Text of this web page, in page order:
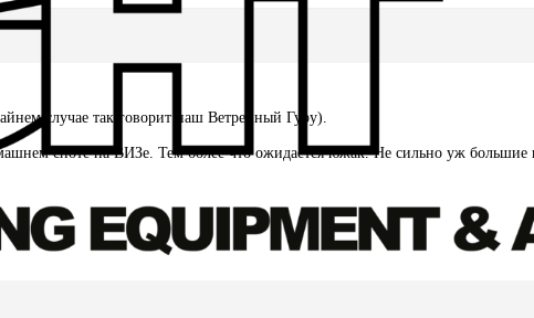
случае так говорит наш Ветренный Гуру).
споте на ВИЗе. Тем более что ожидается южак. Не сильно уж большие